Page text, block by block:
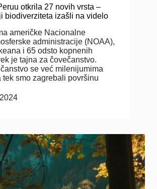
otkrila 27 novih vrsta –
biodiverziteta izašli na videlo
američke Nacionalne
administracije (NOAA),
i 65 odsto kopnenih
je tajna za čovečanstvo.
se već milenijumima
tek smo zagrebali površinu